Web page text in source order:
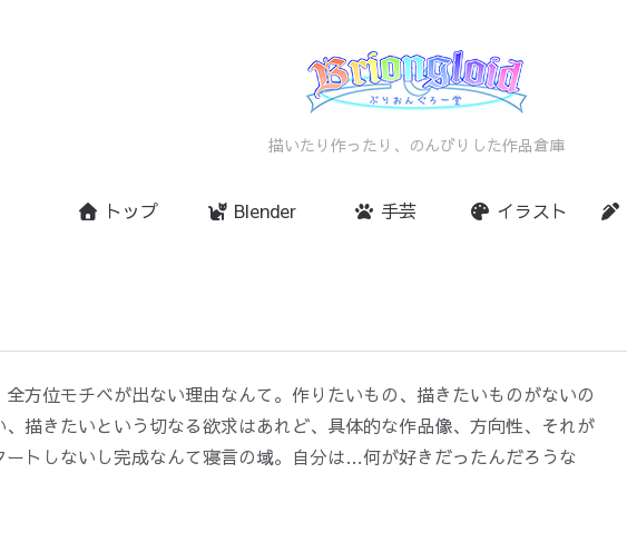
描いたり作ったり、のんびりした作品倉庫
トップ Blender 手芸 イラスト
方位モチベが出ない理由なんて。作りたいもの、描きたいものがないの
、描きたいという切なる欲求はあれど、具体的な作品像、方向性、それが
ートしないし完成なんて寝言の域。自分は…何が好きだったんだろうな